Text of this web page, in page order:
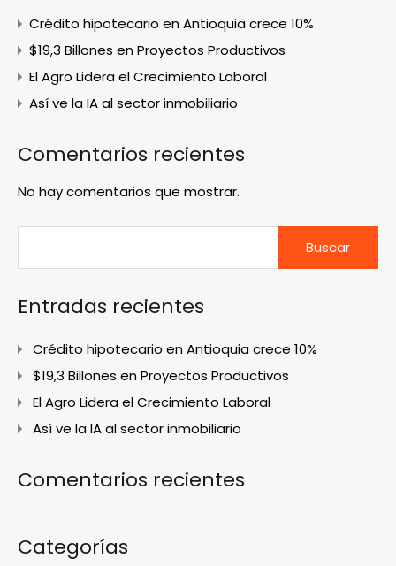
Crédito hipotecario en Antioquia crece 10%
$19,3 Billones en Proyectos Productivos
El Agro Lidera el Crecimiento Laboral
Así ve la IA al sector inmobiliario
Comentarios recientes
No hay comentarios que mostrar.
Buscar:
Entradas recientes
Crédito hipotecario en Antioquia crece 10%
$19,3 Billones en Proyectos Productivos
El Agro Lidera el Crecimiento Laboral
Así ve la IA al sector inmobiliario
Comentarios recientes
Categorías